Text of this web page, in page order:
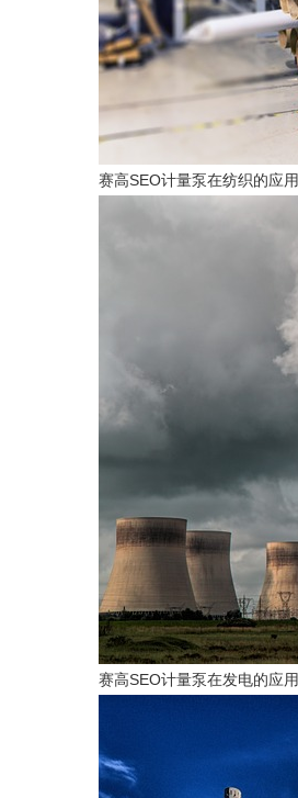
赛高SEO计量泵在纺织的应用
赛高SEO计量泵在发电的应用